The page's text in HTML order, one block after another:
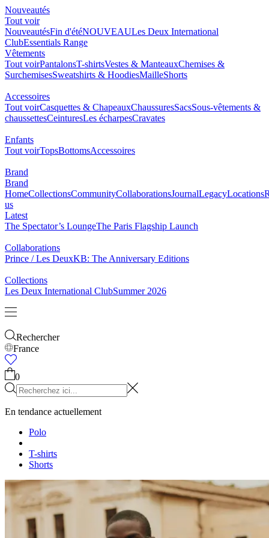
Nouveautés
Tout voir
NouveautésFin d'étéNOUVEAULes Deux International
ClubEssentials Range
Vêtements
Tout voirPantalonsT-shirtsVestes & ManteauxChemises &
SurchemisesSweatshirts & HoodiesMailleShorts
Accessoires
Tout voirCasquettes & ChapeauxChaussuresSacsSous-vêtements &
chaussettesCeinturesLes écharpesCravates
Enfants
Tout voirTopsBottomsAccessoires
Brand
Brand
HomeCollectionsCommunityCollaborationsJournalLegacyLocations
us
Latest
The Spectator’s LoungeThe Paris Flagship Launch
Collaborations
Prince / Les DeuxKB: The Anniversary Editions
Collections
Les Deux International ClubSummer 2026
Rechercher
France
0
En tendance actuellement
Polo
T-shirts
Shorts
T-SHIRTS
VÊTEMENTS D'EXTÉRIEUR